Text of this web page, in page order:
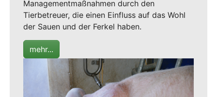
Managementmaßnahmen durch den
Tierbetreuer, die einen Einfluss auf das Wohl
der Sauen und der Ferkel haben.
mehr...